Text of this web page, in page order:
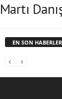
Martı
EN SON HABERLER